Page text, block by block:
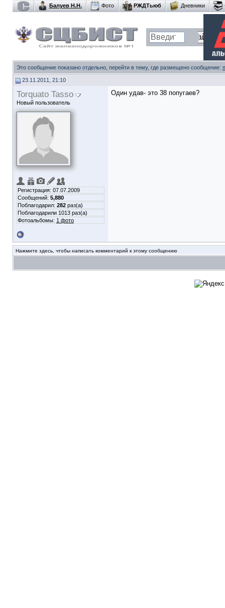
Балуев Н.Н. Фото РЖДТьюб Дневники
Это сообщение показано отдельно, перейти в тему, где размещено сообщение:
23.11.2011, 21:10
Torquato Tasso
Новый пользователь
Регистрация: 07.07.2009
Сообщений: 5,880
Поблагодарил: 282 раз(а)
Поблагодарили 1013 раз(а)
Фотоальбомы: 1 фото
Один удав- это 38 попугаев?
Нажмите здесь, чтобы написать комментарий к этому сообщению